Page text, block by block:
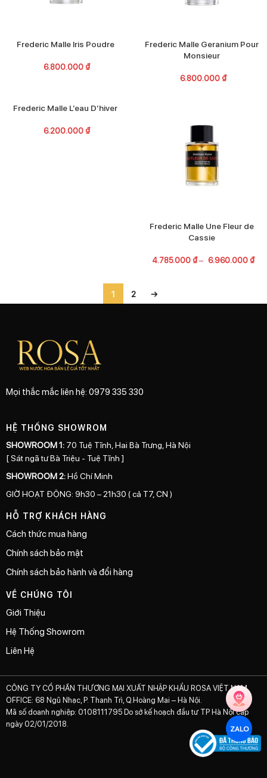
ZALO
Frederic Malle Iris Poudre
6.800.000 ₫
Frederic Malle Geranium Pour
Monsieur
6.800.000 ₫
Frederic Malle L’eau D’hiver
6.200.000 ₫
Frederic Malle Une Fleur de
Cassie
4.785.000 ₫– 6.960.000 ₫
1 2 →
Mọi thắc mắc liên hệ: 0979 335 330
HỆ THỐNG SHOWROM
SHOWROOM 1: 70 Tuệ Tĩnh, Hai Bà Trưng, Hà Nội
[ Sát ngã tư Bà Triệu - Tuệ Tĩnh ]
SHOWROOM 2:Hồ Chí Minh
GIỜ HOẠT ĐỘNG: 9h30 – 21h30 ( cả T7, CN )
HỖ TRỢ KHÁCH HÀNG
Cách thức mua hàng
Chính sách bảo mật
Chính sách bảo hành và đổi hàng
VỀ CHÚNG TÔI
Giới Thiệu
Hệ Thống Showrom
Liên Hệ
CÔNG TY CỔ PHẦN THƯƠNG MẠI XUẤT NHẬP KHẨU ROSA VIỆT NAM
OFFICE: 68 Ngũ Nhạc, P. Thanh Trì, Q.Hoàng Mai – Hà Nội.
Mã số doanh nghiệp: 0108111795 Do sở kế hoạch đầu tư TP Hà Nội cấp
ngày 02/01/2018.